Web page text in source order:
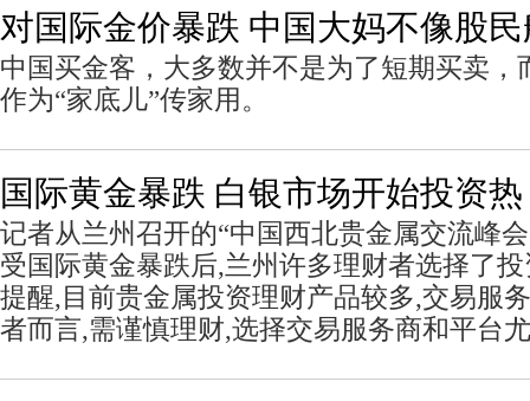
对国际金价暴跌 中国大妈不像股
中国买金客，大多数并不是为了短期买卖，
作为“家底儿”传家用。
国际黄金暴跌 白银市场开始投资热
记者从兰州召开的“中国西北贵金属交流峰
受国际黄金暴跌后,兰州许多理财者选择了
提醒,目前贵金属投资理财产品较多,交易服
者而言,需谨慎理财,选择交易服务商和平台